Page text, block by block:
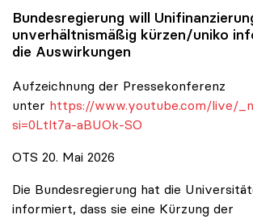
Bundesregierung will
unverhältnismäßig kürzen/uniko
die Auswirkungen
Aufzeichnung der Pressekonferenz
unter https://www.youtube.com/live/
si=0Ltlt7a-aBUOk-SO
OTS 20. Mai 2026
Die Bundesregierung hat die
informiert, dass sie eine Kürzung der